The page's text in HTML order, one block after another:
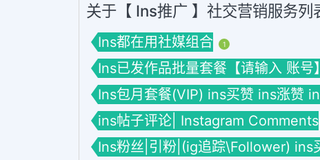
关于【 Ins推广 】社交营销服务列
Ins都在用社媒组合 1
Ins已发作品批量套餐【请输入 账
Ins包月套餐(VIP) ins买赞 ins涨赞
ins帖子评论| Instagram Comments
Ins粉丝|引粉|(ig追踪\Follower) ins